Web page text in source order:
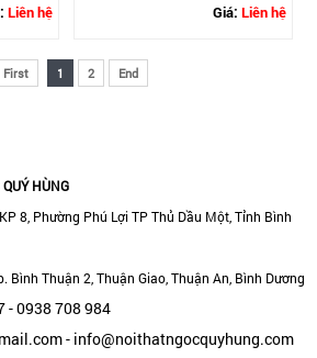
Liên hệ
Giá:Liên hệ
First 1 2 End
HÙNG
8, Phường Phú Lợi TP Thủ Dầu Một, Tỉnh Bình
Bình Thuận 2, Thuận Giao, Thuận An, Bình Dương
- 0938 708 984
- info@noithatngocquyhung.com